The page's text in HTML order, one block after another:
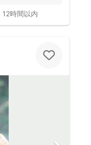
12時間以内